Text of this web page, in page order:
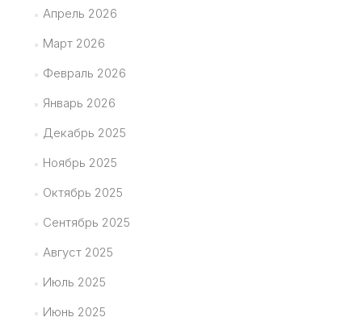
Апрель 2026
Март 2026
Февраль 2026
Январь 2026
Декабрь 2025
Ноябрь 2025
Октябрь 2025
Сентябрь 2025
Август 2025
Июль 2025
Июнь 2025